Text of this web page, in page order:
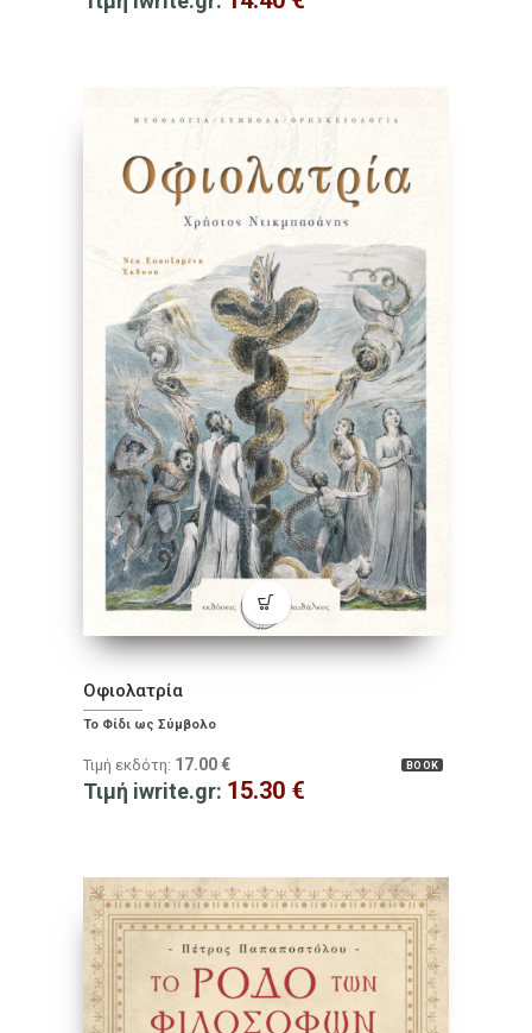
Οφιολατρία
Το Φίδι ως Σύμβολο
BOOK
Τιμή εκδότη: 17.00 €
Τιμή iwrite.gr: 15.30 €